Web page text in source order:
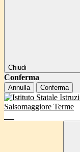
Chiudi
Conferma
Annulla Conferma